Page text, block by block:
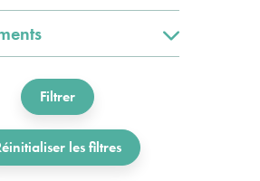
Filtrer
les filtres